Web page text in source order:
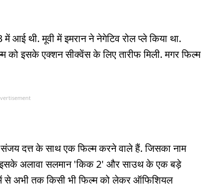
आई थी. मूवी में इमरान ने नेगेटिव रोल प्ले किया था.
इसके एक्शन सीक्वेंस के लिए तारीफ मिली. मगर फिल्म
दत्त के साथ एक फिल्म करने वाले हैं. जिसका नाम
इसके अलावा सलमान 'किक 2' और साउथ के एक बड़े
से अभी तक किसी भी फिल्म को लेकर ऑफिशियल